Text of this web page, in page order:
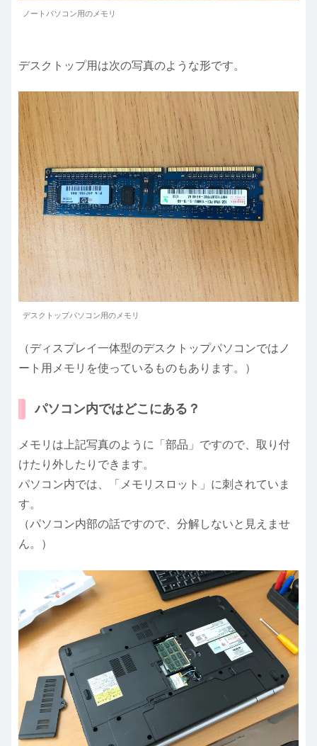
ノートパソコン用のメモリ
デスクトップ用は次の写真のような形です。
デスクトップパソコン用のメモリ
（ディスプレイ一体型のデスクトップパソコンではノ
ート用メモリを使っているものもあります。）
パソコン内ではどこにある？
メモリは上記写真のように「部品」ですので、取り付
けたり外したりできます。
パソコン内では、「メモリスロット」に刺されていま
す。
（パソコン内部の話ですので、分解しないと見えませ
ん。）